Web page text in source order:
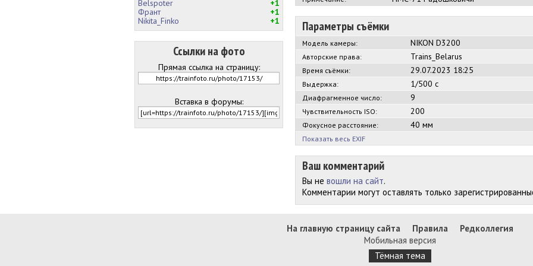
Belspoter
+1
Франт
+1
Nikita_Finko
+1
Ссылки на фото
Прямая ссылка на страницу:
Вставка в форумы:
Параметры съёмки
Модель камеры: NIKON D3200
Авторские права: Trains_Belarus
Время съёмки: 29.07.2023 18:25
Выдержка: 1/500 с
Диафрагменное число: 9
Чувствительность ISO: 200
Фокусное расстояние: 40 мм
Показать весь EXIF
Ваш комментарий
Вы не вошли на сайт.
Комментарии могут оставлять только
На главную страницу сайта Правила
Редколлегия
Мобильная версия
Тёмная тема